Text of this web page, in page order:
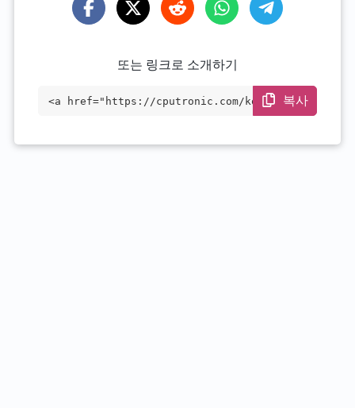
또는 링크로 소개하기
<a href="https://cputronic.com/ko/cpu/in
복사